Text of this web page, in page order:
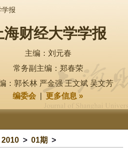
学报
海财经大学学报
主编：刘元春
常务副主编：郑春荣
：郭长林 严金强 王文斌 吴文芳
编委会 |更多信息 »
2010 > 01期 >